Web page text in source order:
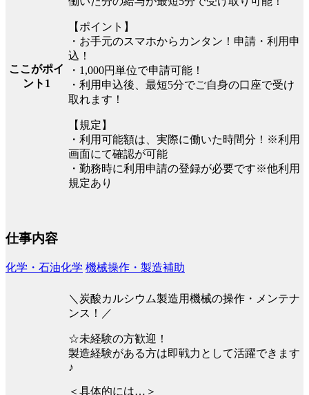
ここがポイ
ント1
【ポイント】
・お手元のスマホからカンタン！申請・利用申
込！
・1,000円単位で申請可能！
・利用申込後、最短5分でご自身の口座で受け
取れます！
【規定】
・利用可能額は、実際に働いた時間分！※利用
画面にて確認が可能
・勤務時に利用申請の登録が必要です※他利用
規定あり
仕事内容
化学・石油化学 機械操作・製造補助
＼炭酸カルシウム製造用機械の操作・メンテナ
ンス！／
☆未経験の方歓迎！
製造経験がある方は即戦力として活躍できます
♪
＜具体的には…＞